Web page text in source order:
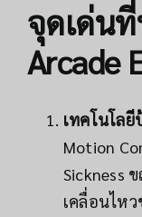
จุดเด่นที่
Arcade
เทคโนโลยี
Motion
Sickness
เคลื่อนไห